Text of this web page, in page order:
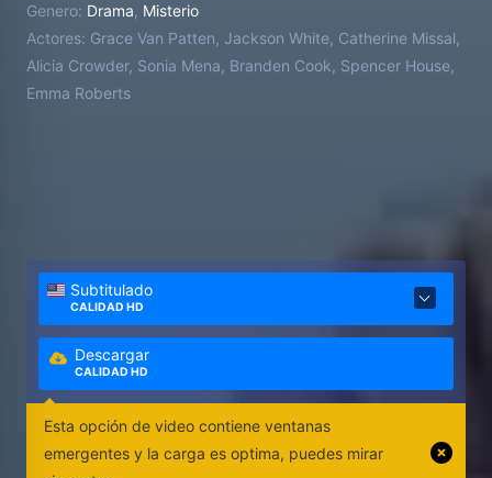
alterará permanentemente no solo sus vidas, sino
las de todos los que los rodean.
Genero: Drama Misterio
Actores: Grace Van Patten, Jackson White, Catherine Missal,
Alicia Crowder, Sonia Mena, Branden Cook, Spencer House,
Emma Roberts
Subtitulado
CALIDAD HD
Descargar
CALIDAD HD
Esta opción de video contiene ventanas
emergentes y la carga es optima, puedes mirar